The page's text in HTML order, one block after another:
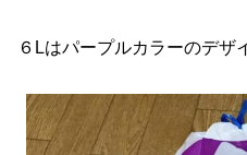
６Lはパープルカラーのデザ